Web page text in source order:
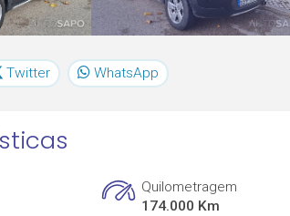
Twitter WhatsApp
Quilometragem
174.000 Km